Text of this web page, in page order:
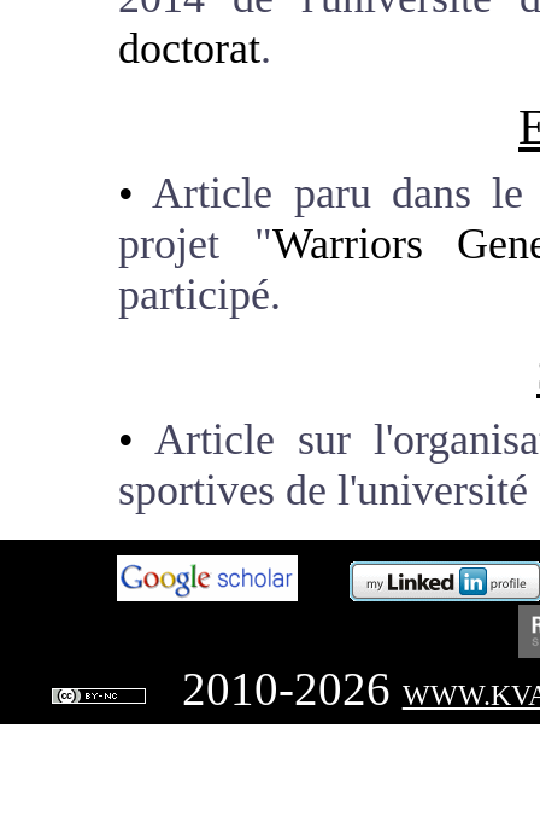
doctorat.
Article paru dans
projet "Warriors
participé.
Article sur
sportives de l'université
2010-2026